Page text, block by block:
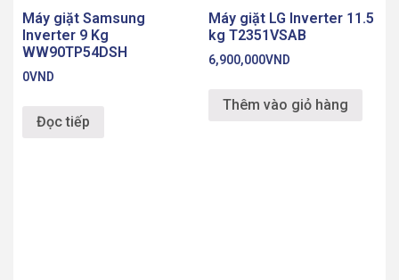
Máy giặt Samsung
Inverter 9 Kg
WW90TP54DSH
0VND
Đọc tiếp
Máy giặt LG Inverter 11.5
kg T2351VSAB
6,900,000VND
Thêm vào giỏ hàng